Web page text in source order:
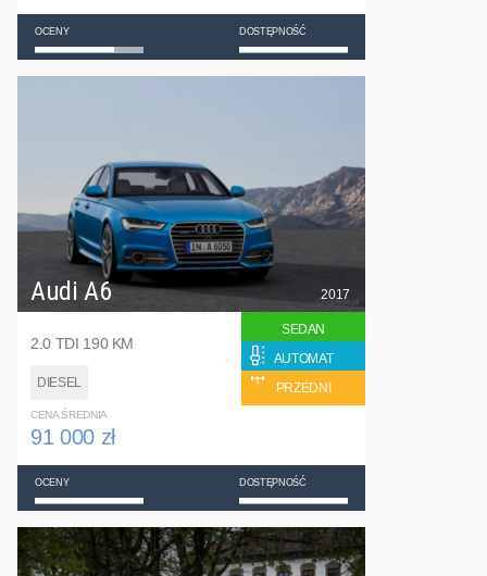
OCENY DOSTĘPNOŚĆ
Audi A6
2.0 TDI 190 KM
DIESEL
2017
SEDAN
AUTOMAT
PRZEDNI
CENA ŚREDNIA
91 000 zł
OCENY DOSTĘPNOŚĆ